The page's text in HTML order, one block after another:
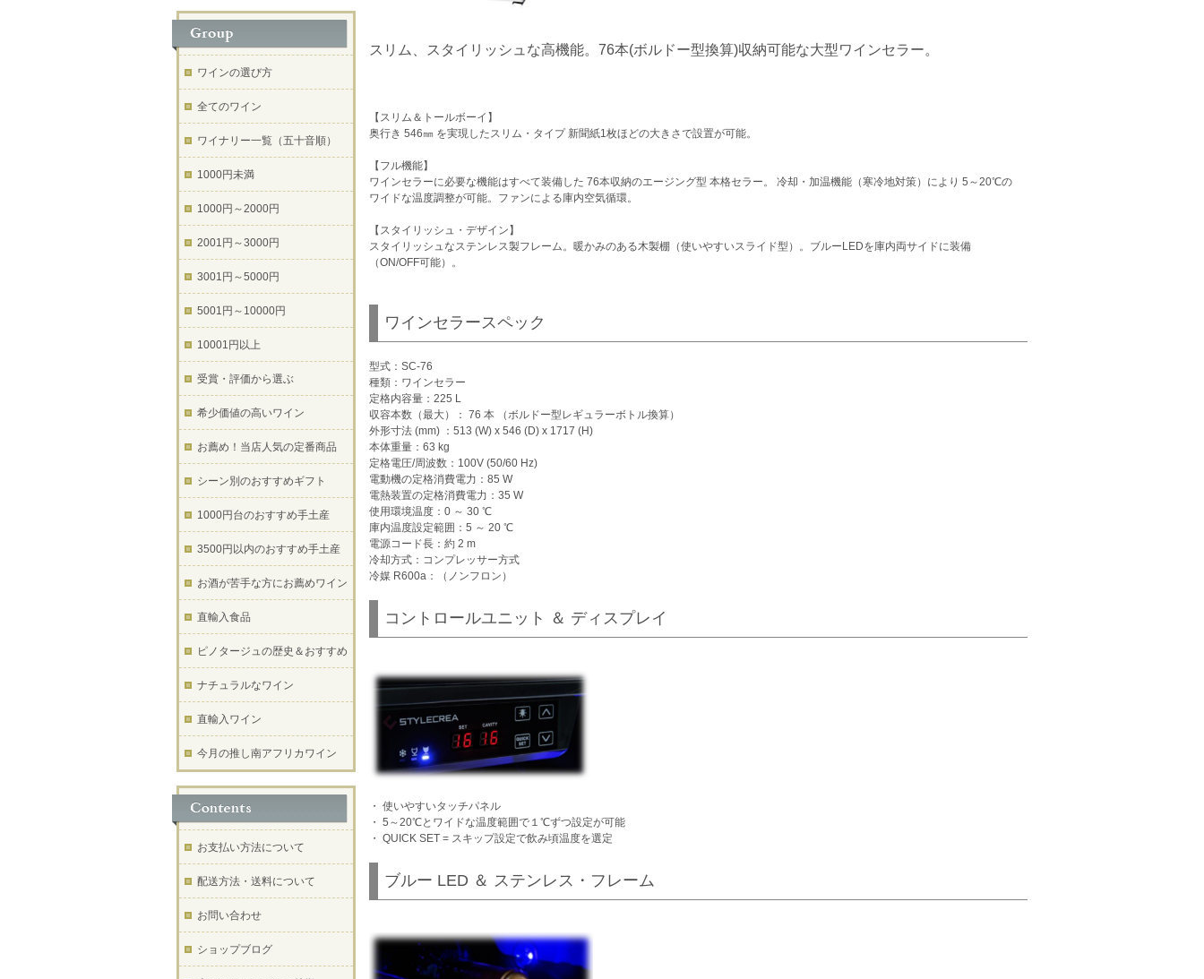
スリム、スタイリッシュな高機能。76本(ボルドー型換算)収納可能な大型ワインセラー。
【スリム＆トールボーイ】
奥行き 546㎜ を実現したスリム・タイプ 新聞紙1枚ほどの大きさで設置が可能。
【フル機能】
ワインセラーに必要な機能はすべて装備した 76本収納のエージング型 本格セラー。 冷却・加温機能（寒冷地対策）により 5～20℃の
ワイドな温度調整が可能。ファンによる庫内空気循環。
【スタイリッシュ・デザイン】
スタイリッシュなステンレス製フレーム。暖かみのある木製棚（使いやすいスライド型）。ブルーLEDを庫内両サイドに装備
（ON/OFF可能）。
ワインセラースペック
型式：SC-76
種類：ワインセラー
定格内容量：225 L
収容本数（最大）： 76 本 （ボルドー型レギュラーボトル換算）
外形寸法 (mm) ：513 (W) x 546 (D) x 1717 (H)
本体重量：63 kg
定格電圧/周波数：100V (50/60 Hz)
電動機の定格消費電力：85 W
電熱装置の定格消費電力：35 W
使用環境温度：0 ～ 30 ℃
庫内温度設定範囲：5 ～ 20 ℃
電源コード長：約 2 m
冷却方式：コンプレッサー方式
冷媒 R600a：（ノンフロン）
コントロールユニット ＆ ディスプレイ
・ 使いやすいタッチパネル
・ 5～20℃とワイドな温度範囲で１℃ずつ設定が可能
・ QUICK SET = スキップ設定で飲み頃温度を選定
ブルー LED ＆ ステンレス・フレーム
ワインの選び方
全てのワイン
ワイナリー一覧（五十音順）
1000円未満
1000円～2000円
2001円～3000円
3001円～5000円
5001円～10000円
10001円以上
受賞・評価から選ぶ
希少価値の高いワイン
お薦め！当店人気の定番商品
シーン別のおすすめギフト
1000円台のおすすめ手土産
3500円以内のおすすめ手土産
お酒が苦手な方にお薦めワイン
直輸入食品
ピノタージュの歴史＆おすすめ
ナチュラルなワイン
直輸入ワイン
今月の推し南アフリカワイン
お支払い方法について
配送方法・送料について
お問い合わせ
ショップブログ